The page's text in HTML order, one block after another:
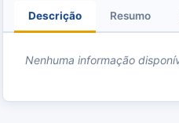
Descrição Resumo
Nenhuma informação